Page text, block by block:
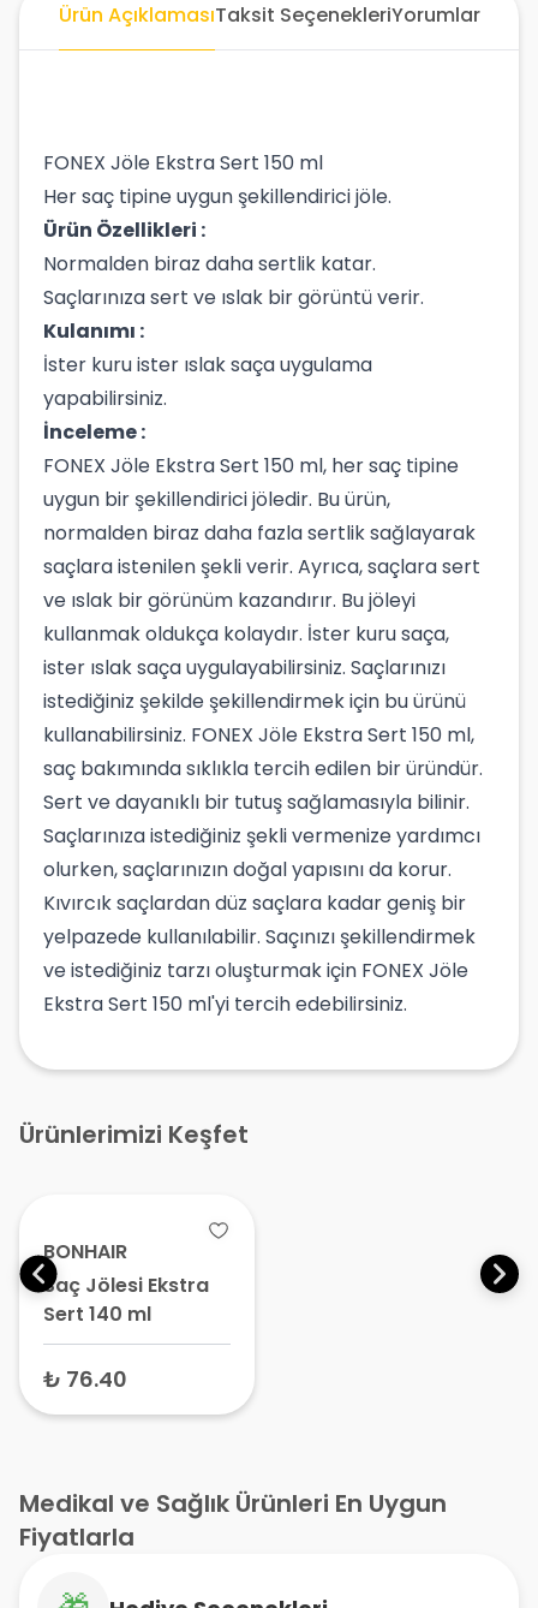
Ürün AçıklamasıTaksit SeçenekleriYorumlar
FONEX Jöle Ekstra Sert 150 ml
Her saç tipine uygun şekillendirici jöle.
Ürün Özellikleri :
Normalden biraz daha sertlik katar.
Saçlarınıza sert ve ıslak bir görüntü verir.
Kulanımı :
İster kuru ister ıslak saça uygulama
yapabilirsiniz.
İnceleme :
FONEX Jöle Ekstra Sert 150 ml, her saç tipine
uygun bir şekillendirici jöledir. Bu ürün,
normalden biraz daha fazla sertlik sağlayarak
saçlara istenilen şekli verir. Ayrıca, saçlara sert
ve ıslak bir görünüm kazandırır. Bu jöleyi
kullanmak oldukça kolaydır. İster kuru saça,
ister ıslak saça uygulayabilirsiniz. Saçlarınızı
istediğiniz şekilde şekillendirmek için bu ürünü
kullanabilirsiniz. FONEX Jöle Ekstra Sert 150 ml,
saç bakımında sıklıkla tercih edilen bir üründür.
Sert ve dayanıklı bir tutuş sağlamasıyla bilinir.
Saçlarınıza istediğiniz şekli vermenize yardımcı
olurken, saçlarınızın doğal yapısını da korur.
Kıvırcık saçlardan düz saçlara kadar geniş bir
yelpazede kullanılabilir. Saçınızı şekillendirmek
ve istediğiniz tarzı oluşturmak için FONEX Jöle
Ekstra Sert 150 ml'yi tercih edebilirsiniz.
Ürünlerimizi Keşfet
BONHAIR
Saç Jölesi Ekstra
Sert 140 ml
₺ 76.40
Medikal ve Sağlık Ürünleri En Uygun
Fiyatlarla